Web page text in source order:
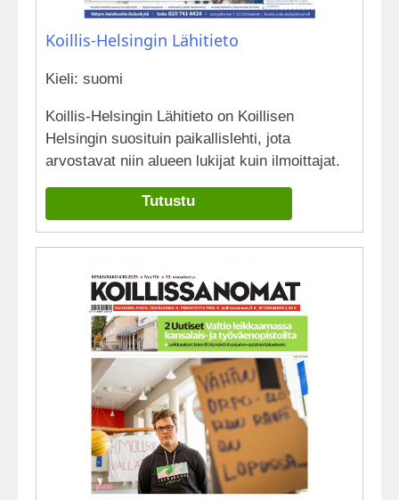
Koillis-Helsingin Lähitieto
Kieli: suomi
Koillis-Helsingin Lähitieto on Koillisen
Helsingin suosituin paikallislehti, jota
arvostavat niin alueen lukijat kuin ilmoittajat.
Tutustu